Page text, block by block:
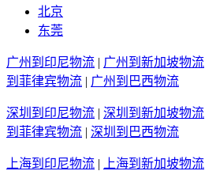
北京
东莞
广州到印尼物流 | 广州到新加坡物流
到菲律宾物流 | 广州到巴西物流
深圳到印尼物流 | 深圳到新加坡物流
到菲律宾物流 | 深圳到巴西物流
上海到印尼物流 | 上海到新加坡物流